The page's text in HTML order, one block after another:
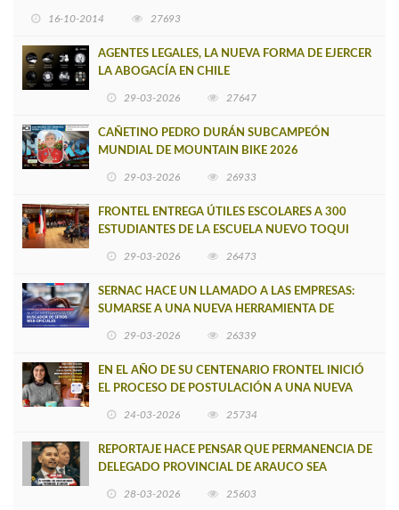
16-10-2014 27693
AGENTES LEGALES, LA NUEVA FORMA DE EJERCER
LA ABOGACÍA EN CHILE
29-03-2026 27647
CAÑETINO PEDRO DURÁN SUBCAMPEÓN
MUNDIAL DE MOUNTAIN BIKE 2026
29-03-2026 26933
FRONTEL ENTREGA ÚTILES ESCOLARES A 300
ESTUDIANTES DE LA ESCUELA NUEVO TOQUI
29-03-2026 26473
SERNAC HACE UN LLAMADO A LAS EMPRESAS:
SUMARSE A UNA NUEVA HERRAMIENTA DE
29-03-2026 26339
EN EL AÑO DE SU CENTENARIO FRONTEL INICIÓ
EL PROCESO DE POSTULACIÓN A UNA NUEVA
24-03-2026 25734
REPORTAJE HACE PENSAR QUE PERMANENCIA DE
DELEGADO PROVINCIAL DE ARAUCO SEA
28-03-2026 25603